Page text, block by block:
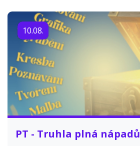
10.08.
PT - Truhla plná nápadů